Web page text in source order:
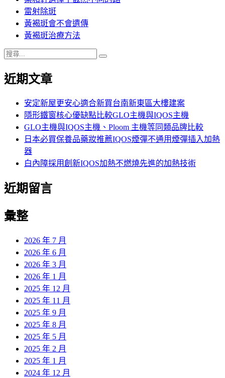
雷射除斑
黃褐斑會不會遺傳
黃褐斑治療方法
搜
關
近期文章
安定新屋更安心適合新買台南新東區大樓建案
隱形鐵窗核心優缺點比較GLO主機與IQOS主機
GLO主機與IQOS主機、Ploom 主機等同類品牌比較
日本必買保養品藥妝推薦IQOS煙彈不通用煙彈插入加熱
器
白內障採用創新IQOS加熱不燃燒先進的加熱技術
近期留言
彙整
2026 年 7 月
2026 年 6 月
2026 年 3 月
2026 年 1 月
2025 年 12 月
2025 年 11 月
2025 年 9 月
2025 年 8 月
2025 年 5 月
2025 年 2 月
2025 年 1 月
2024 年 12 月